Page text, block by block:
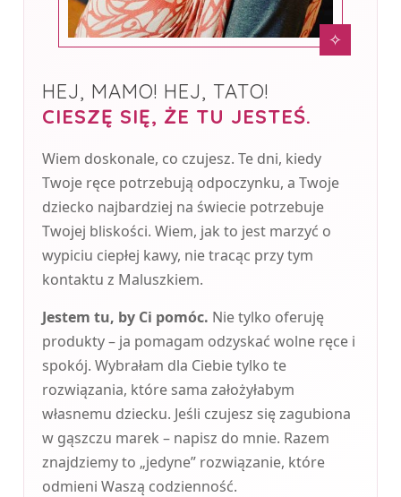
✧
HEJ, MAMO! HEJ, TATO!
CIESZĘ SIĘ, ŻE TU JESTEŚ.
Wiem doskonale, co czujesz. Te dni, kiedy
Twoje ręce potrzebują odpoczynku, a Twoje
dziecko najbardziej na świecie potrzebuje
Twojej bliskości. Wiem, jak to jest marzyć o
wypiciu ciepłej kawy, nie tracąc przy tym
kontaktu z Maluszkiem.
Jestem tu, by Ci pomóc. Nie tylko oferuję
produkty – ja pomagam odzyskać wolne ręce i
spokój. Wybrałam dla Ciebie tylko te
rozwiązania, które sama założyłabym
własnemu dziecku. Jeśli czujesz się zagubiona
w gąszczu marek – napisz do mnie. Razem
znajdziemy to „jedyne” rozwiązanie, które
odmieni Waszą codzienność.